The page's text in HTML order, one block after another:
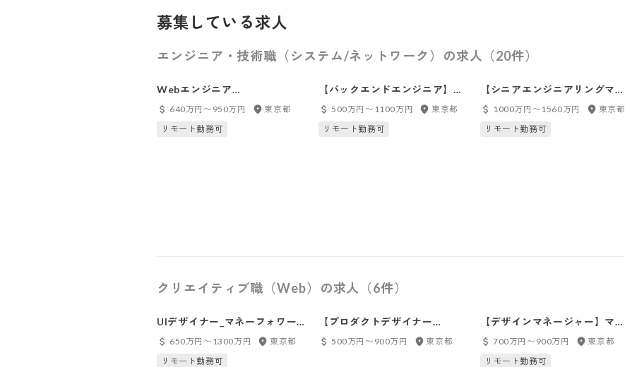
募集している求人
エンジニア・技術職（システム/ネットワーク）の求人（20件）
Webエンジニア
（STREAMED）
640万円〜950万円
東京都
リモート勤務可
【バックエンドエンジニア】マ
ネーフォワードケッサイ
町）※マネーフォワードケッサ
500万円〜1100万円
東京都
リモート勤務可
【シニアエンジニアリングマネ
ージャー】アカウントアグリゲ
1000万円〜1560万円
東京都
リモート勤務可
クリエイティブ職（Web）の求人（6件）
UIデザイナー_マネーフォワー
ドクラウド_東京
650万円〜1300万円
東京都
リモート勤務可
【プロダクトデザイナー
（UI/UX）_オープンポジショ
500万円〜900万円 東京都
【デザインマネージャー】マネ
ーフォワードホームカンパニー_
700万円〜900万円
東京都
リモート勤務可